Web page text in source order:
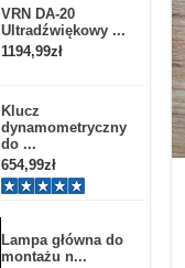
VRN DA-20
Ultradźwiękowy ...
1194,99zł
Klucz
dynamometryczny
do ...
654,99zł
Lampa główna do
montażu n...